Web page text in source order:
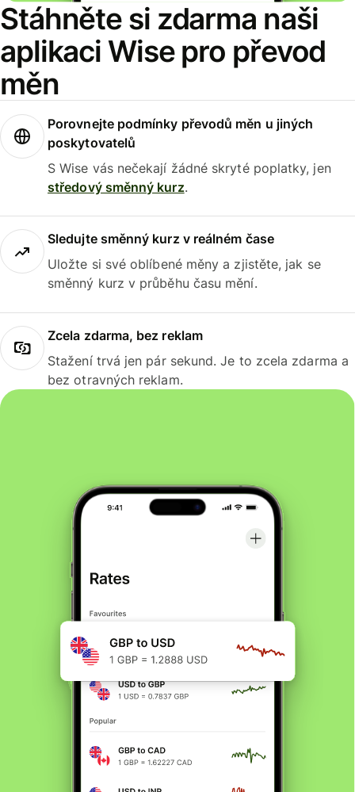
Stáhněte si zdarma naši
aplikaci Wise pro převod
měn
Porovnejte podmínky převodů měn u jiných
poskytovatelů
S Wise vás nečekají žádné skryté poplatky, jen
středový směnný kurz.
Sledujte směnný kurz v reálném čase
Uložte si své oblíbené měny a zjistěte, jak se
směnný kurz v průběhu času mění.
Zcela zdarma, bez reklam
Stažení trvá jen pár sekund. Je to zcela zdarma a
bez otravných reklam.